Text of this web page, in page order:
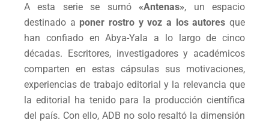
A esta serie se sumó«Antenas», un espacio
destinado a poner rostro y voz a los autores que
han confiado en Abya-Yala a lo largo de cinco
décadas. Escritores, investigadores y académicos
comparten en estas cápsulas sus motivaciones,
experiencias de trabajo editorial y la relevancia que
la editorial ha tenido para la producción científica
del país. Con ello, ADB no solo resaltó la dimensión